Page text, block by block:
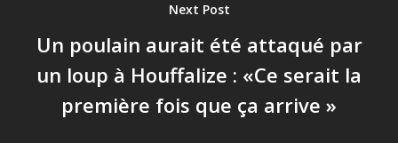
Next Post
Un poulain aurait été attaqué par
un loup à Houffalize : «Ce serait la
première fois que ça arrive »